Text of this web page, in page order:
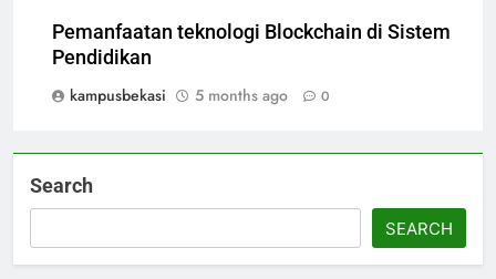
Pemanfaatan teknologi Blockchain di Sistem
Pendidikan
kampusbekasi
5 months ago 0
Search
SEARCH